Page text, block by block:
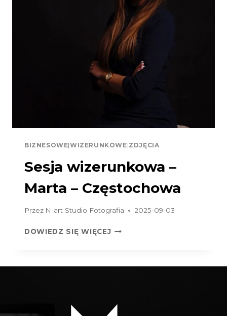
CZĘSTOCHOWA
BIZNESOWE|WIZERUNKOWE|ZDJĘCIA
Sesja wizerunkowa –
Marta – Częstochowa
Przez N-art Studio Fotografia 2025-09-03
DOWIEDZ SIĘ WIĘCEJ SESJA